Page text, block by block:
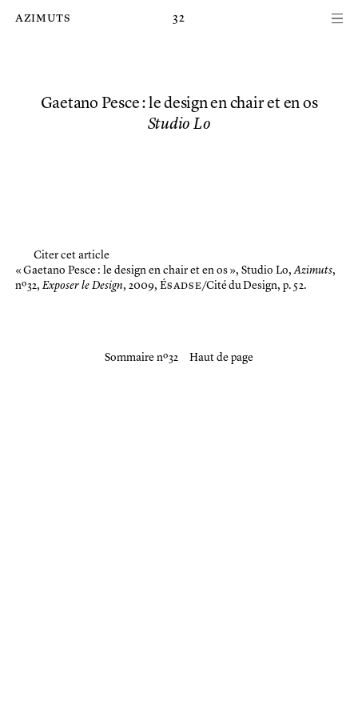
azimuts 32
Gaetano Pesce : le design en chair et en os
Studio Lo
Citer cet article
« Gaetano Pesce : le design en chair et en os », Studio Lo,Azimuts,
nº 32, Exposer le Design, 2009, Ésadse/Cité du Design, p. 52.
Sommaire nº 32 Haut de page